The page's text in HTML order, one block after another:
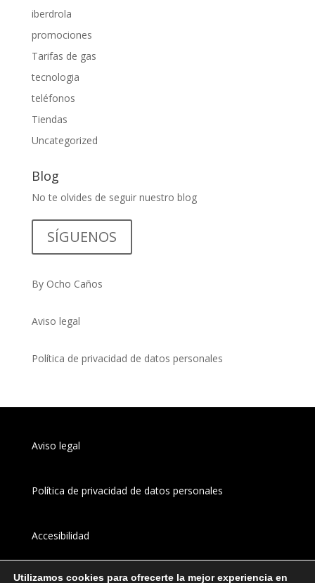
iberdrola
promociones
Tarifas de gas
tecnologia
teléfonos
Tiendas
Uncategorized
Blog
No te olvides de seguir nuestro blog
SÍGUENOS
By Ocho Caños
Aviso legal
Política de privacidad de datos personales
Aviso legal
Política de privacidad de datos personales
Accesibilidad
Canal interno de información
Utilizamos cookies para ofrecerte la mejor experiencia en